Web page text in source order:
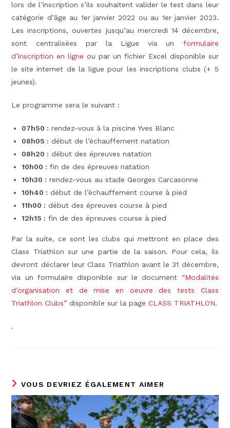
lors de l’inscription s’ils souhaitent valider le test dans leur
catégorie d’âge au 1er janvier 2022 ou au 1er janvier 2023.
Les inscriptions, ouvertes jusqu’au mercredi 14 décembre,
sont centralisées par la Ligue via un formulaire
d’inscription en ligne ou par un fichier Excel disponible sur
le site internet de la ligue pour les inscriptions clubs (+ 5
jeunes).
Le programme sera le suivant :
07h50 : rendez-vous à la piscine Yves Blanc
08h05 : début de l’échauffement natation
08h20 : début des épreuves natation
10h00 : fin de des épreuves natation
10h30 : rendez-vous au stade Georges Carcasonne
10h40 : début de l’échauffement course à pied
11h00 : début des épreuves course à pied
12h15 : fin de des épreuves course à pied
Par la suite, ce sont les clubs qui mettront en place des
Class Triathlon sur une partie de la saison. Pour cela, ils
devront déclarer leur Class Triathlon avant le 31 décembre,
via un formulaire disponible sur le document “Modalités
d’organisation et de mise en oeuvre des tests Class
Triathlon Clubs” disponible sur la pageCLASS TRIATHLON.
.
VOUS DEVRIEZ ÉGALEMENT AIMER